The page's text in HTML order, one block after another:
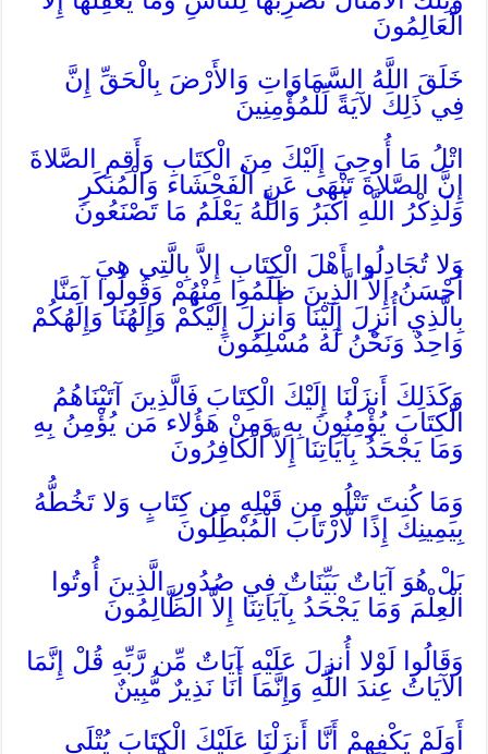
الْعَالِمُونَ
خَلَقَ اللَّهُ السَّمَاوَاتِ وَالأَرْضَ بِالْحَقِّ إِنَّ
فِي ذَلِكَ لآيَةً لِّلْمُؤْمِنِينَ
اتْلُ مَا أُوحِيَ إِلَيْكَ مِنَ الْكِتَابِ وَأَقِمِ الصَّلاةَ
إِنَّ الصَّلاةَ تَنْهَى عَنِ الْفَحْشَاء وَالْمُنكَرِ
وَلَذِكْرُ اللَّهِ أَكْبَرُ وَاللَّهُ يَعْلَمُ مَا تَصْنَعُونَ
وَلا تُجَادِلُوا أَهْلَ الْكِتَابِ إِلاَّ بِالَّتِي هِيَ
أَحْسَنُ إِلاَّ الَّذِينَ ظَلَمُوا مِنْهُمْ وَقُولُوا آمَنَّا
بِالَّذِي أُنزِلَ إِلَيْنَا وَأُنزِلَ إِلَيْكُمْ وَإِلَهُنَا وَإِلَهُكُمْ
وَاحِدٌ وَنَحْنُ لَهُ مُسْلِمُونَ
وَكَذَلِكَ أَنزَلْنَا إِلَيْكَ الْكِتَابَ فَالَّذِينَ آتَيْنَاهُمُ
الْكِتَابَ يُؤْمِنُونَ بِهِ وَمِنْ هَؤُلاء مَن يُؤْمِنُ بِهِ
وَمَا يَجْحَدُ بِآيَاتِنَا إِلاَّ الْكَافِرُونَ
وَمَا كُنتَ تَتْلُو مِن قَبْلِهِ مِن كِتَابٍ وَلا تَخُطُّهُ
بِيَمِينِكَ إِذًا لّارْتَابَ الْمُبْطِلُونَ
بَلْ هُوَ آيَاتٌ بَيِّنَاتٌ فِي صُدُورِ الَّذِينَ أُوتُوا
الْعِلْمَ وَمَا يَجْحَدُ بِآيَاتِنَا إِلاَّ الظَّالِمُونَ
وَقَالُوا لَوْلا أُنزِلَ عَلَيْهِ آيَاتٌ مِّن رَّبِّهِ قُلْ إِنَّمَا
الآيَاتُ عِندَ اللَّهِ وَإِنَّمَا أَنَا نَذِيرٌ مُّبِينٌ
أَوَلَمْ يَكْفِهِمْ أَنَّا أَنزَلْنَا عَلَيْكَ الْكِتَابَ يُتْلَى